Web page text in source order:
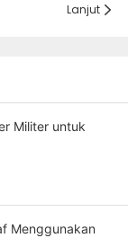
Lanjut
Militer untuk
Menggunakan